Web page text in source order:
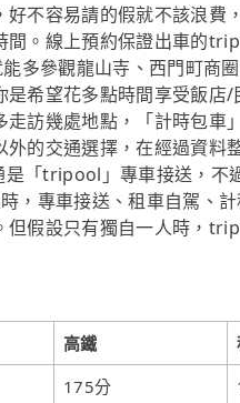
不容易請的假就不該浪
間。線上預約保證出車的
多參觀龍山寺、西門町
是希望花多點時間享受飯
訪幾處地點，「計時包車
的交通選擇，在經過資料
「tripool」專車接送，不
，專車接送、租車自駕、
但假設只有獨自一人時，
高鐵
175分